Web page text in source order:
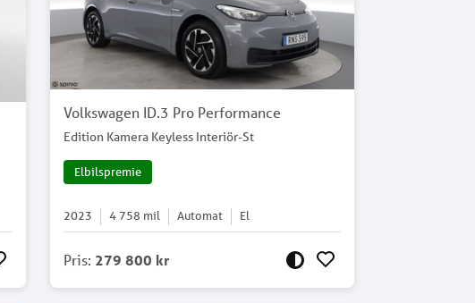
Volkswagen ID.3 Pro Performance
Edition Kamera Keyless Interiör-St
Elbilspremie
2023 4 758 mil Automat El
Pris: 279 800 kr